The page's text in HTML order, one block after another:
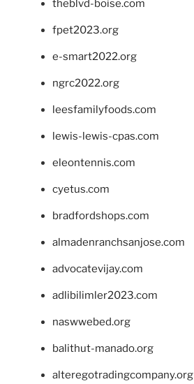
theblvd-boise.com
fpet2023.org
e-smart2022.org
ngrc2022.org
leesfamilyfoods.com
lewis-lewis-cpas.com
eleontennis.com
cyetus.com
bradfordshops.com
almadenranchsanjose.com
advocatevijay.com
adlibilimler2023.com
naswwebed.org
balithut-manado.org
alteregotradingcompany.org